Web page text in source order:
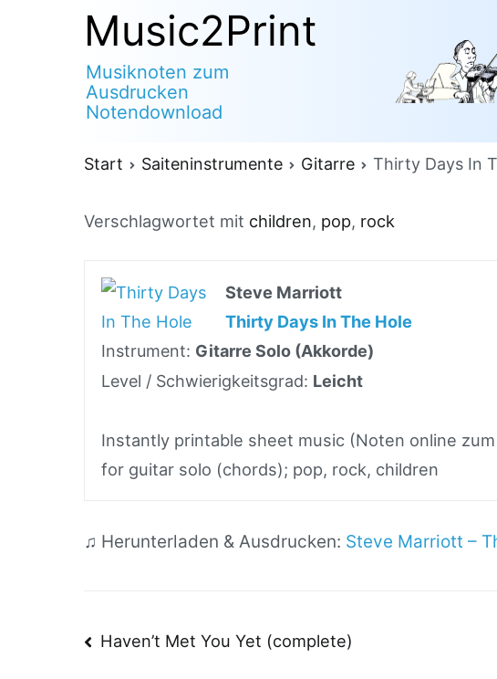
Music2Print
Musiknoten zum
Ausdrucken
Notendownload
Start Saiteninstrumente Gitarre Thirty Days In
Verschlagwortet mit children, pop, rock
Steve Marriott
Thirty Days In The Hole
Instrument: Gitarre Solo (Akkorde)
Level / Schwierigkeitsgrad: Leicht
Instantly printable sheet music (Noten online
for guitar solo (chords); pop, rock, children
♫ Herunterladen & Ausdrucken: Steve Marriott –
Beitragsnavigation
Haven’t Met You Yet (complete)